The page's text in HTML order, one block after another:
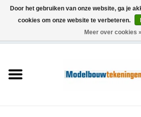
Schepen
Door het gebruiken van onze website, ga je
cookies om onze website te verbeteren.
Meer over cookies »